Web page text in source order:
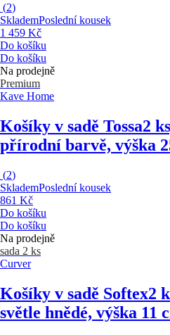
(2)
SklademPoslední kousek
1 459 Kč
Do košíku
Do košíku
Na prodejně
Premium
Kave Home
Košíky v sadě Tossa2
přírodní barvě, výška
(2)
SklademPoslední kousek
861 Kč
Do košíku
Do košíku
Na prodejně
sada 2 ks
Curver
Košíky v sadě Softex2
světle hnědé, výška 11